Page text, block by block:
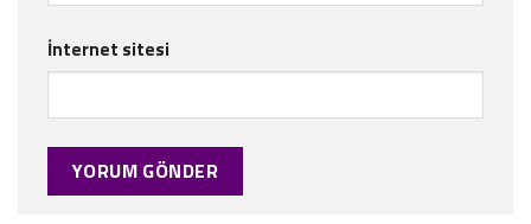
İnternet sitesi